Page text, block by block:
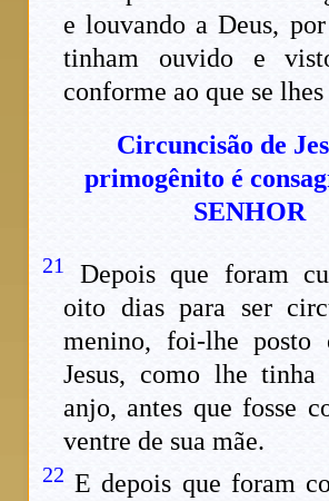
e louvando a Deus,
tinham ouvido e
conforme ao que se
Circuncisão de
primogênito é
SENHOR
21
Depois que foram
oito dias para ser
menino, foi-lhe posto
Jesus, como lhe tinha
anjo, antes que fosse
ventre de sua mãe.
22 E depois que foram